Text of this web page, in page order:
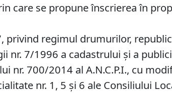
care se propune înscrierea în
privind regimul drumurilor,
nr. 7/1996 a cadastrului și a
nr. 700/2014 al A.N.C.P.I., cu
nr. 1, 5 și 6 ale Consiliului